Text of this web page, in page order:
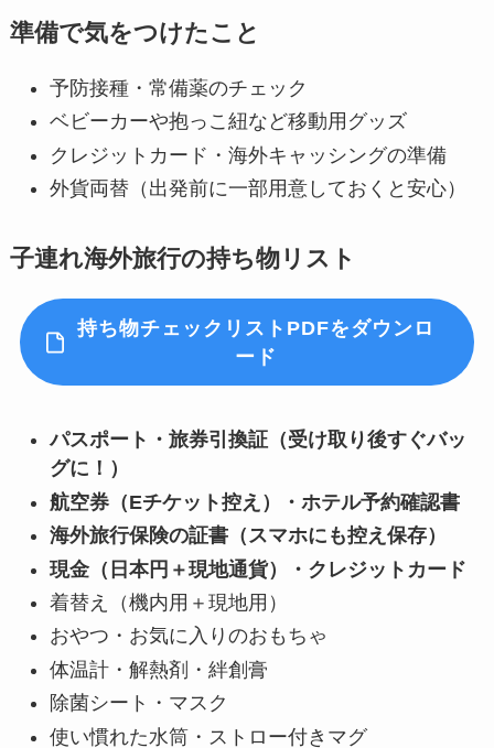
準備で気をつけたこと
予防接種・常備薬のチェック
ベビーカーや抱っこ紐など移動用グッズ
クレジットカード・海外キャッシングの準備
外貨両替（出発前に一部用意しておくと安心）
子連れ海外旅行の持ち物リスト
持ち物チェックリストPDFをダウンロ
ード
パスポート・旅券引換証（受け取り後すぐバッ
グに！）
航空券（Eチケット控え）・ホテル予約確認書
海外旅行保険の証書（スマホにも控え保存）
現金（日本円＋現地通貨）・クレジットカード
着替え（機内用＋現地用）
おやつ・お気に入りのおもちゃ
体温計・解熱剤・絆創膏
除菌シート・マスク
使い慣れた水筒・ストロー付きマグ